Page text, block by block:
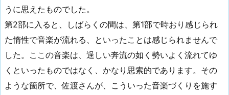
うに思えたものでした。
第2部に入ると、しばらくの間は、第1部で時おり感じられ
た惰性で音楽が流れる、といったことは感じられませんで
した。ここの音楽は、逞しい奔流の如く勢いよく流れてゆ
くといったものではなく、かなり思索的であります。その
ような箇所で、佐渡さんが、こういった音楽づくりを施す